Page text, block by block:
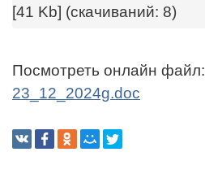
[41 Kb] (cкачиваний: 8)
Посмотреть онлайн файл:
23_12_2024g.doc